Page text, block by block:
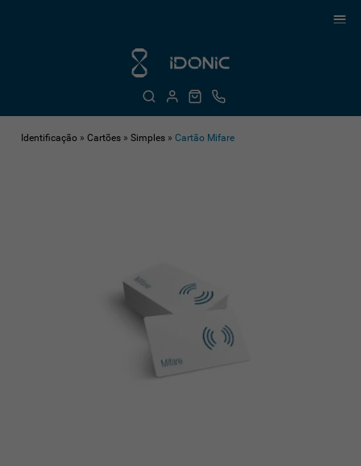
Identificação »Cartões »Simples »Cartão Mifare